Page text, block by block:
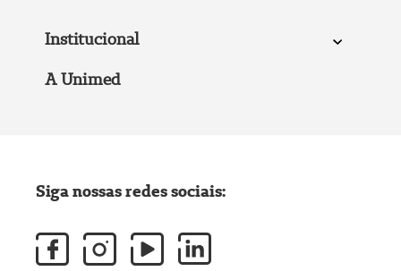
Institucional
A Unimed
Siga nossas redes sociais: